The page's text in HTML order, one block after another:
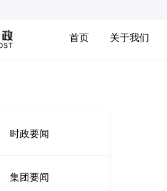
首页 关于我们
时政要闻
集团要闻